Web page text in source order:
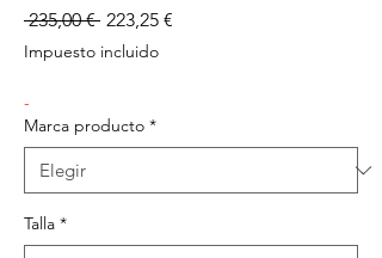
235,00 € Precio
223,25 €
Impuesto incluido
-
Marca producto *
Talla *